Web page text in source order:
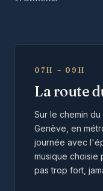
07H – 09H
La route
Sur le chemin
Genève, en
journée avec
musique
pas trop fort,